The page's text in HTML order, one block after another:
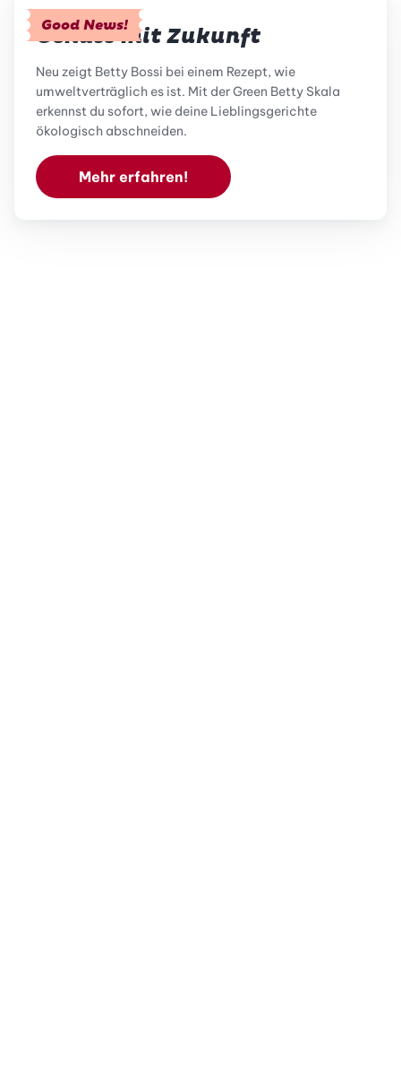
Good News!
Genuss mit Zukunft
Neu zeigt Betty Bossi bei einem Rezept, wie
umweltverträglich es ist. Mit der Green Betty Skala
erkennst du sofort, wie deine Lieblingsgerichte
ökologisch abschneiden.
Mehr erfahren!